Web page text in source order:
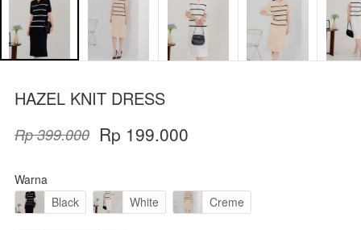
HAZEL KNIT DRESS
Rp 399.000 Rp 199.000
Warna
Black
White Creme